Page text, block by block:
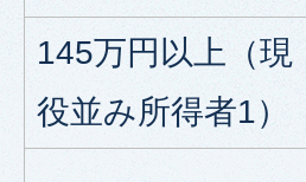
145万円以上（現
役並み所得者1）